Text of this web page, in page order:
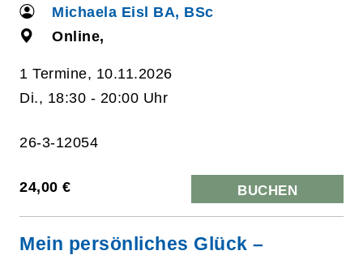
Michaela Eisl BA, BSc
Online,
1 Termine, 10.11.2026
Di., 18:30 - 20:00 Uhr
26-3-12054
24,00 € BUCHEN
Mein persönliches Glück –